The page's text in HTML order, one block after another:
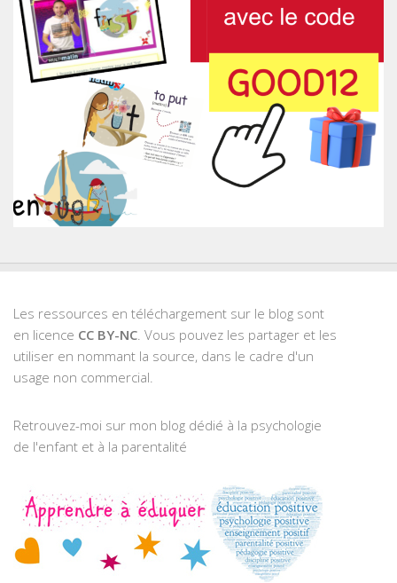
Les ressources en téléchargement sur le blog sont
en licence CC BY-NC . Vous pouvez les partager et les
utiliser en nommant la source, dans le cadre d'un
usage non commercial.
Retrouvez-moi sur mon blog dédié à la psychologie
de l'enfant et à la parentalité